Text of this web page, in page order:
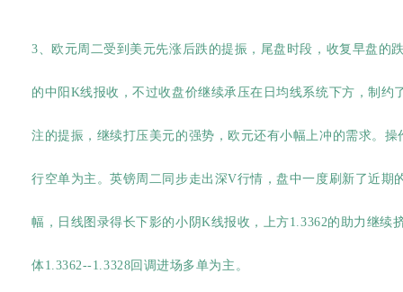
3、欧元周二受到美元先涨后跌的提振，尾盘时段，收复早盘的
的中阳K线报收，不过收盘价继续承压在日均线系统下方，制约
注的提振，继续打压美元的强势，欧元还有小幅上冲的需求。
行空单为主。英镑周二同步走出深V行情，盘中一度刷新了近期
幅，日线图录得长下影的小阴K线报收，上方1.3362的助力继续
体1.3362--1.3328回调进场多单为主。